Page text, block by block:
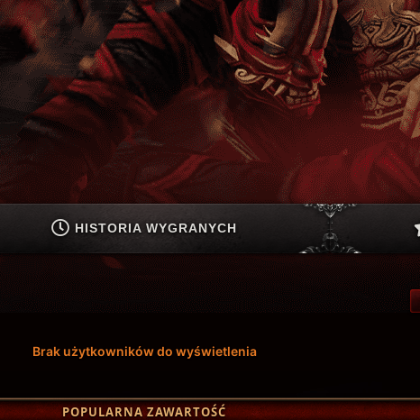
HISTORIA WYGRANYCH
Brak użytkowników do wyświetlenia
POPULARNA ZAWARTOŚĆ